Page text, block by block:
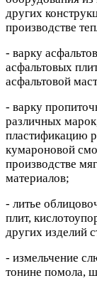
других
производстве
- варку
асфальтовых
асфальтовой
- варку
различных
пластификацию
кумароновой
производстве
материалов;
- литье
плит,
других изделий
- измельчение
тонине помола,